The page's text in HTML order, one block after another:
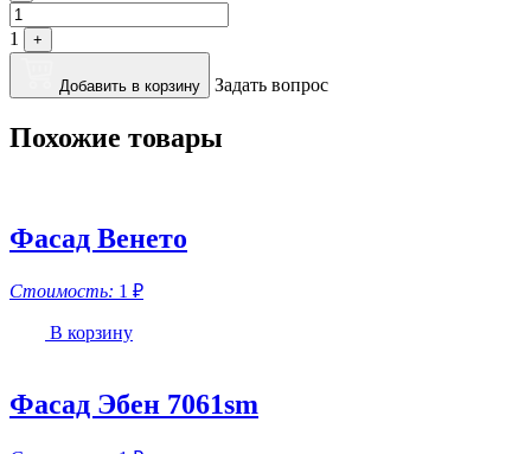
1 +
Добавить в корзину Задать вопрос
Похожие товары
Фасад Венето
Стоимость: 1 ₽
В корзину
Фасад Эбен 7061sm